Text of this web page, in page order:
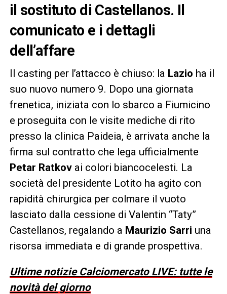
il sostituto di Castellanos. Il
comunicato e i dettagli
dell’affare
Il casting per l’attacco è chiuso: la Lazio ha il
suo nuovo numero 9. Dopo una giornata
frenetica, iniziata con lo sbarco a Fiumicino
e proseguita con le visite mediche di rito
presso la clinica Paideia, è arrivata anche la
firma sul contratto che lega ufficialmente
Petar Ratkovai colori biancocelesti. La
società del presidente Lotito ha agito con
rapidità chirurgica per colmare il vuoto
lasciato dalla cessione di Valentin “Taty”
Castellanos, regalando a Maurizio Sarri una
risorsa immediata e di grande prospettiva.
Ultime notizie Calciomercato LIVE: tutte le
novità del giorno